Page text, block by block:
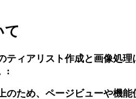
て
ティアリスト作成と画像処
:
のため、ページビューや機